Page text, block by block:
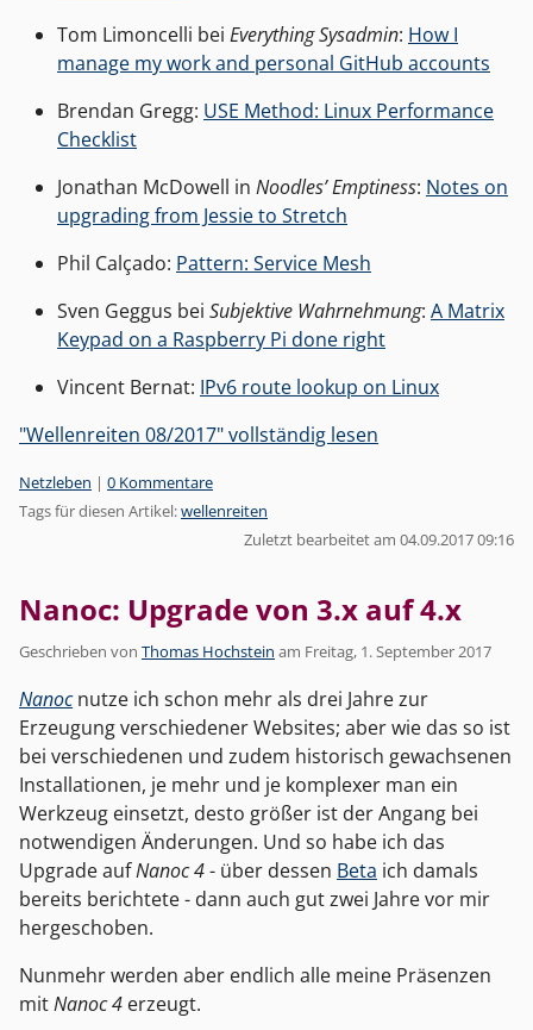
Tom Limoncelli bei Everything Sysadmin: How I
manage my work and personal GitHub accounts
Brendan Gregg: USE Method: Linux Performance
Checklist
Jonathan McDowell in Noodles’ Emptiness: Notes on
upgrading from Jessie to Stretch
Phil Calçado: Pattern: Service Mesh
Sven Geggus bei Subjektive Wahrnehmung: A Matrix
Keypad on a Raspberry Pi done right
Vincent Bernat: IPv6 route lookup on Linux
"Wellenreiten 08/2017" vollständig lesen
Kategorien:
Netzleben | 0 Kommentare
Tags für diesen Artikel:wellenreiten
Zuletzt bearbeitet am 04.09.2017 09:16
Nanoc: Upgrade von 3.x auf 4.x
Geschrieben von Thomas Hochstein am Freitag, 1. September 2017
Nanocnutze ich schon mehr als drei Jahre zur
Erzeugung verschiedener Websites; aber wie das so ist
bei verschiedenen und zudem historisch gewachsenen
Installationen, je mehr und je komplexer man ein
Werkzeug einsetzt, desto größer ist der Angang bei
notwendigen Änderungen. Und so habe ich das
Upgrade aufNanoc 4- über dessen Beta ich damals
bereits berichtete - dann auch gut zwei Jahre vor mir
hergeschoben.
Nunmehr werden aber endlich alle meine Präsenzen
mitNanoc 4 erzeugt.